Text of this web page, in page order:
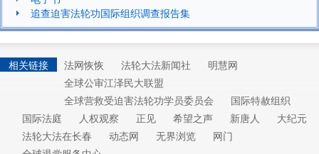
追查迫害法轮功国际组织调查报告集
相关链接 法网恢恢 法轮大法新闻社
明慧网
全球公审江泽民大联盟
全球营救受迫害法轮功学员委员会
国际特赦组织
国际法庭
人权观察 正见 希望之声 新唐人
大纪元
法轮大法在长春
动态网 无界浏览
网门